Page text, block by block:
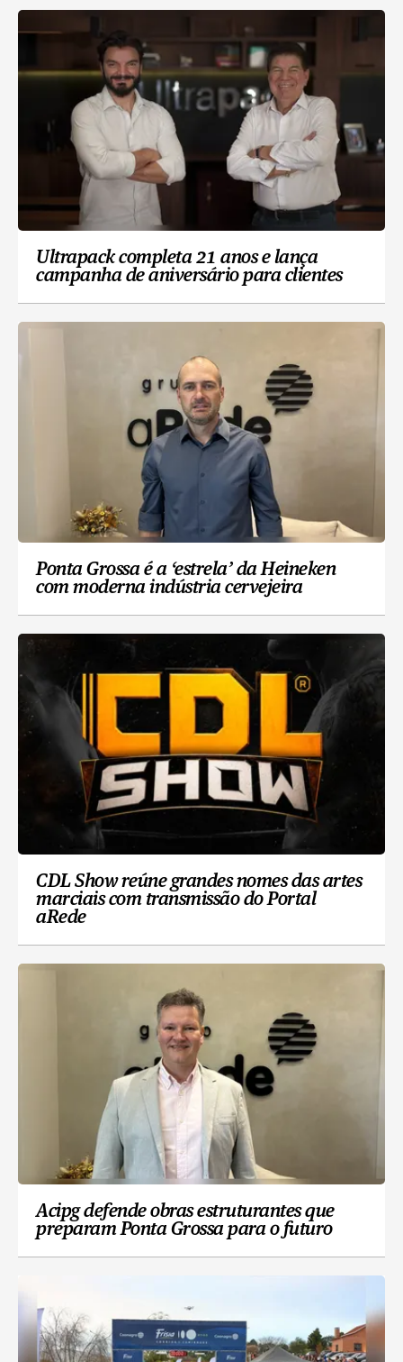
Ultrapack completa 21 anos e lança
campanha de aniversário para clientes
Ponta Grossa é a ‘estrela’ da Heineken
com moderna indústria cervejeira
CDL Show reúne grandes nomes das artes
marciais com transmissão do Portal
aRede
Acipg defende obras estruturantes que
preparam Ponta Grossa para o futuro